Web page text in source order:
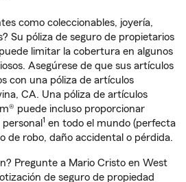
como coleccionables, joyería,
Su póliza de seguro de propietarios
limitar la cobertura en algunos
Asegúrese de que sus artículos
con una póliza de artículos
CA. Una póliza de artículos
puede incluso proporcionar
1 en todo el mundo (perfecta
de robo, daño accidental o pérdida.
Pregunte a Mario Cristo en West
de seguro de propiedad